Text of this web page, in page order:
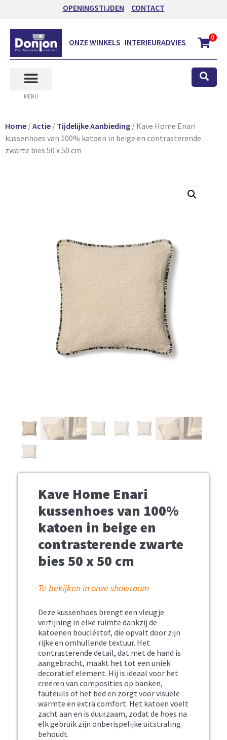
OPENINGSTIJDEN CONTACT
ONZE WINKELS INTERIEURADVIES 0
MENU
Home /Actie / Tijdelijke Aanbieding / Kave Home Enari
kussenhoes van 100% katoen in beige en contrasterende
zwarte bies 50 x 50 cm
Kave Home Enari
kussenhoes van 100%
katoen in beige en
contrasterende zwarte
bies 50 x 50 cm
Te bekijken in onze showroom
Deze kussenhoes brengt een vleugje
verfijning in elke ruimte dankzij de
katoenen boucléstof, die opvalt door zijn
rijke en omhullende textuur. Het
contrasterende detail, dat met de hand is
aangebracht, maakt het tot een uniek
decoratief element. Hij is ideaal voor het
creëren van composities op banken,
fauteuils of het bed en zorgt voor visuele
warmte en extra comfort. Het katoen voelt
zacht aan en is duurzaam, zodat de hoes na
elk gebruik zijn onberispelijke uitstraling
behoudt.